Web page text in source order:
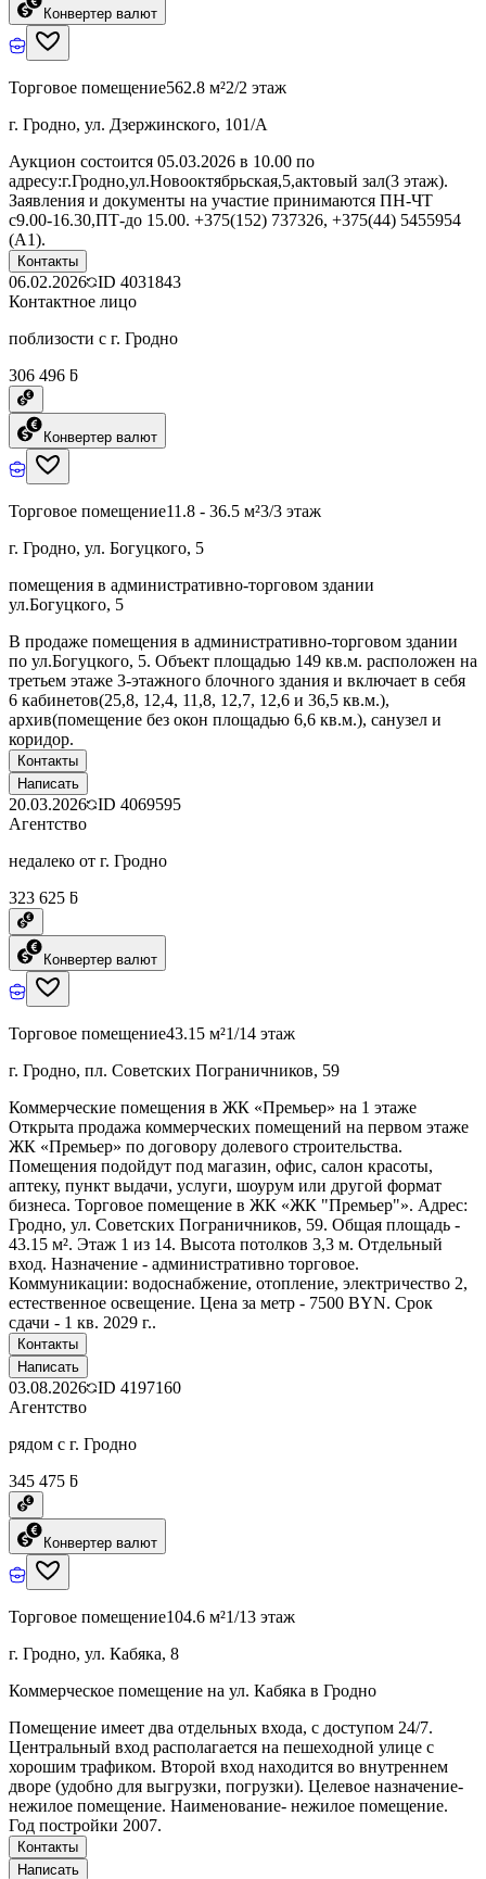
Конвертер валют
Торговое помещение562.8 м²2/2 этаж
г. Гродно, ул. Дзержинского, 101/А
Аукцион состоится 05.03.2026 в 10.00 по
адресу:г.Гродно,ул.Новооктябрьская,5,актовый зал(3 этаж).
Заявления и документы на участие принимаются ПН-ЧТ
с9.00-16.30,ПТ-до 15.00. +375(152) 737326, +375(44) 5455954
(А1).
Контакты
06.02.2026 ID 4031843
Контактное лицо
поблизости с г. Гродно
306 496 ƃ
Конвертер валют
Торговое помещение11.8 - 36.5 м²3/3 этаж
г. Гродно, ул. Богуцкого, 5
помещения в административно-торговом здании
ул.Богуцкого, 5
В продаже помещения в административно-торговом здании
по ул.Богуцкого, 5. Объект площадью 149 кв.м. расположен на
третьем этаже 3-этажного блочного здания и включает в себя
6 кабинетов(25,8, 12,4, 11,8, 12,7, 12,6 и 36,5 кв.м.),
архив(помещение без окон площадью 6,6 кв.м.), санузел и
коридор.
Контакты
Написать
20.03.2026 ID 4069595
Агентство
недалеко от г. Гродно
323 625 ƃ
Конвертер валют
Торговое помещение43.15 м²1/14 этаж
г. Гродно, пл. Советских Пограничников, 59
Коммерческие помещения в ЖК «Премьер» на 1 этаже
Открыта продажа коммерческих помещений на первом этаже
ЖК «Премьер» по договору долевого строительства.
Помещения подойдут под магазин, офис, салон красоты,
аптеку, пункт выдачи, услуги, шоурум или другой формат
бизнеса. Торговое помещение в ЖК «ЖК "Премьер"». Адрес:
Гродно, ул. Советских Пограничников, 59. Общая площадь -
43.15 м². Этаж 1 из 14. Высота потолков 3,3 м. Отдельный
вход. Назначение - административно торговое.
Коммуникации: водоснабжение, отопление, электричество 2,
естественное освещение. Цена за метр - 7500 BYN. Срок
сдачи - 1 кв. 2029 г..
Контакты
Написать
03.08.2026 ID 4197160
Агентство
рядом с г. Гродно
345 475 ƃ
Конвертер валют
Торговое помещение104.6 м²1/13 этаж
г. Гродно, ул. Кабяка, 8
Коммерческое помещение на ул. Кабяка в Гродно
Помещение имеет два отдельных входа, с доступом 24/7.
Центральный вход располагается на пешеходной улице с
хорошим трафиком. Второй вход находится во внутреннем
дворе (удобно для выгрузки, погрузки). Целевое назначение-
нежилое помещение. Наименование- нежилое помещение.
Год постройки 2007.
Контакты
Написать